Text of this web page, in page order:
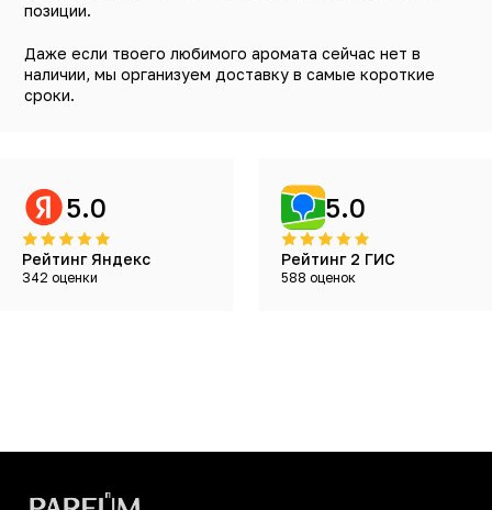
позиции.
Даже если твоего любимого аромата сейчас нет в
наличии, мы организуем доставку в самые короткие
сроки.
5.0
Рейтинг Яндекс
342 оценки
5.0
Рейтинг 2 ГИС
588 оценок